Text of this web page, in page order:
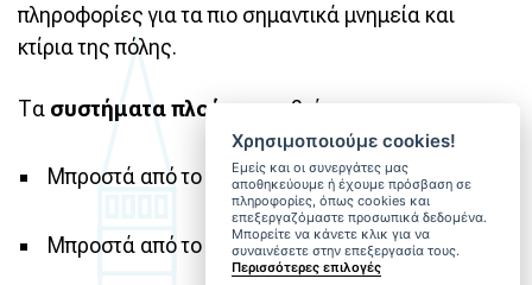
πληροφορίες για τα πιο σημαντικά μνημεία και
κτίρια της πόλης.
Τα συστήματα πλοήγησης βρίσκονται:
Μπροστά από το κτίριο της Περιφέρειας Ηπείρου
Μπροστά από το Δημαρχείο Ιωαννίνων
Χρησιμοποιούμε cookies!
Εμείς και οι συνεργάτες μας
αποθηκεύουμε ή έχουμε πρόσβαση σε
πληροφορίες, όπως cookies και
επεξεργαζόμαστε προσωπικά δεδομένα.
Μπορείτε να κάνετε κλικ για να
συναινέσετε στην επεξεργασία τους.
Περισσότερες επιλογές